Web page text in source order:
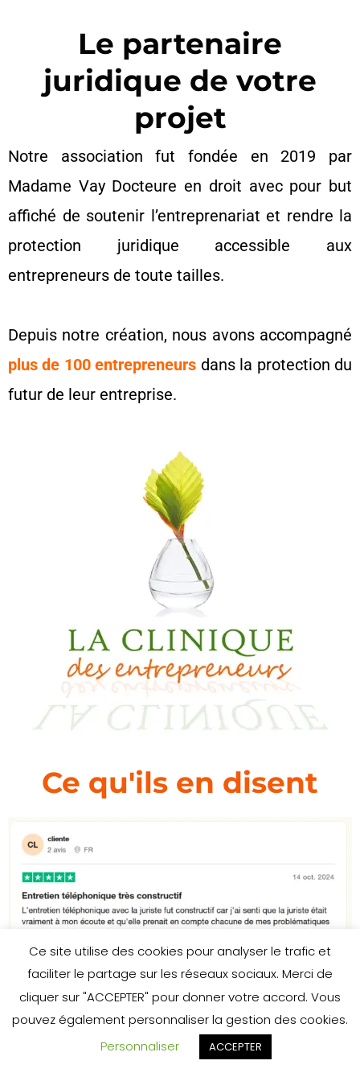
Le partenaire
juridique de votre
projet
Notre association fut fondée en 2019 par
Madame Vay Docteure en droit avec pour but
affiché de soutenir l’entreprenariat et rendre la
protection juridique accessible aux
entrepreneurs de toute tailles.
Depuis notre création, nous avons accompagné
plus de 100 entrepreneurs dans la protection du
futur de leur entreprise.
Ce qu'ils en disent
Ce site utilise des cookies pour analyser le trafic et
faciliter le partage sur les réseaux sociaux. Merci de
cliquer sur "ACCEPTER" pour donner votre accord. Vous
pouvez également personnaliser la gestion des cookies.
Personnaliser
ACCEPTER